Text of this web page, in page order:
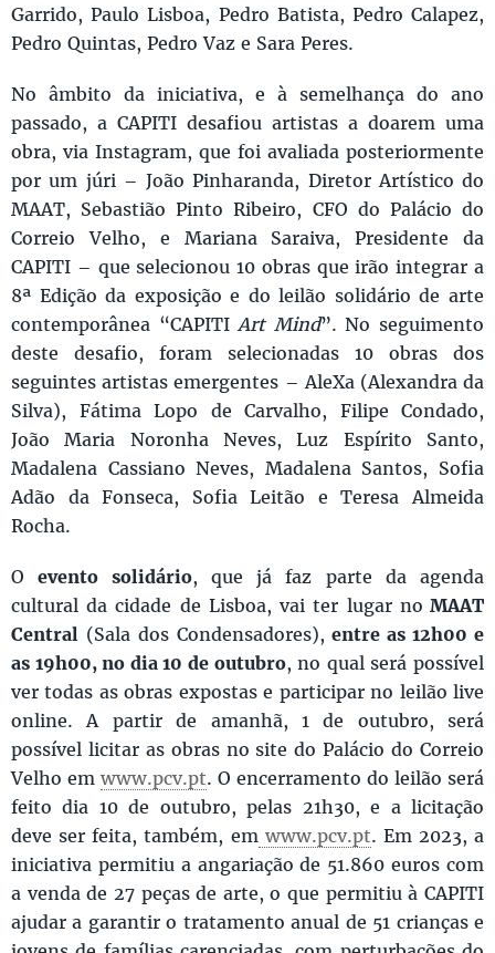
Garrido, Paulo Lisboa, Pedro Batista, Pedro Calapez,
Pedro Quintas, Pedro Vaz e Sara Peres.
No âmbito da iniciativa, e à semelhança do ano
passado, a CAPITI desafiou artistas a doarem uma
obra, via Instagram, que foi avaliada posteriormente
por um júri – João Pinharanda, Diretor Artístico do
MAAT, Sebastião Pinto Ribeiro, CFO do Palácio do
Correio Velho, e Mariana Saraiva, Presidente da
CAPITI – que selecionou 10 obras que irão integrar a
8ª Edição da exposição e do leilão solidário de arte
contemporânea “CAPITI Art Mind”. No seguimento
deste desafio, foram selecionadas 10 obras dos
seguintes artistas emergentes – AleXa (Alexandra da
Silva), Fátima Lopo de Carvalho, Filipe Condado,
João Maria Noronha Neves, Luz Espírito Santo,
Madalena Cassiano Neves, Madalena Santos, Sofia
Adão da Fonseca, Sofia Leitão e Teresa Almeida
Rocha.
Oevento solidário, que já faz parte da agenda
cultural da cidade de Lisboa, vai ter lugar no MAAT
Central (Sala dos Condensadores),entre as 12h00 e
as 19h00, no dia 10 de outubro, no qual será possível
ver todas as obras expostas e participar no leilão live
online. A partir de amanhã, 1 de outubro, será
possível licitar as obras no site do Palácio do Correio
Velho em www.pcv.pt. O encerramento do leilão será
feito dia 10 de outubro, pelas 21h30, e a licitação
deve ser feita, também, em www.pcv.pt. Em 2023, a
iniciativa permitiu a angariação de 51.860 euros com
a venda de 27 peças de arte, o que permitiu à CAPITI
ajudar a garantir o tratamento anual de 51 crianças e